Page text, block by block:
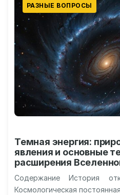
РАЗНЫЕ ВОПРОСЫ
Темная энергия:
явления и основные
расширения
Содержание История
Космологическая